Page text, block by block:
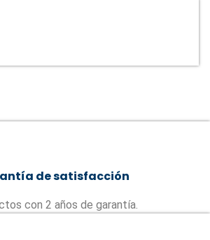
de satisfacción
con 2 años de garantía.